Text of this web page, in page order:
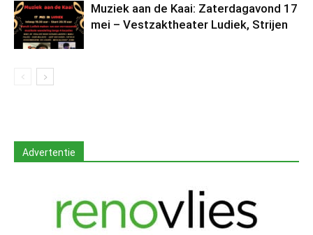
Muziek aan de Kaai: Zaterdagavond 17
mei – Vestzaktheater Ludiek, Strijen
Advertentie